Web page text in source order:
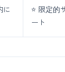
に
⭐ 限定的
ート